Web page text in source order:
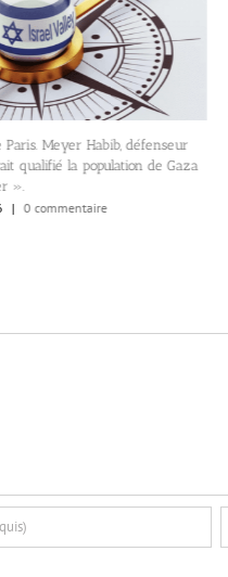
Paris. Meyer Habib, défenseur
qualifié la population de Gaza
».
| 0 commentaire